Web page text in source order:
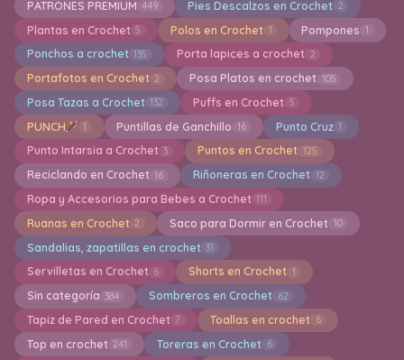
PATRONES PREMIUM 449 Pies Descalzos en Crochet 2
Plantas en Crochet 5 Polos en Crochet 1 Pompones 1
Ponchos a crochet 135 Porta lapices a crochet 2
Portafotos en Crochet 2 Posa Platos en crochet 105
Posa Tazas a Crochet 132 Puffs en Crochet 5
PUNCH 1 Puntillas de Ganchillo 16 Punto Cruz 1
Punto Intarsia a Crochet 3 Puntos en Crochet 125
Reciclando en Crochet 16 Riñoneras en Crochet 12
Ropa y Accesorios para Bebes a Crochet 111
Ruanas en Crochet 2 Saco para Dormir en Crochet 10
Sandalias, zapatillas en crochet 31
Servilletas en Crochet 6 Shorts en Crochet 1
Sin categoría 384 Sombreros en Crochet 62
Tapiz de Pared en Crochet 7 Toallas en crochet 6
Top en crochet 241 Toreras en Crochet 6